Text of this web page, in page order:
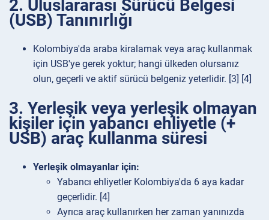
2. Uluslararası Sürücü Belgesi
(USB) Tanınırlığı
Kolombiya'da araba kiralamak veya araç kullanmak
için USB'ye gerek yoktur; hangi ülkeden olursanız
olun, geçerli ve aktif sürücü belgeniz yeterlidir. [3] [4]
3. Yerleşik veya yerleşik olmayan
kişiler için yabancı ehliyetle (+
USB) araç kullanma süresi
Yerleşik olmayanlar için:
Yabancı ehliyetler Kolombiya'da 6 aya kadar
geçerlidir. [4]
Ayrıca araç kullanırken her zaman yanınızda